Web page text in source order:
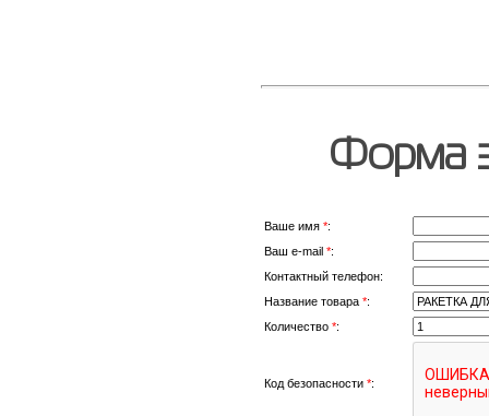
Форма
Ваше имя *:
Ваш e-mail *:
Контактный телефон:
Название товара *:
Количество *:
Код безопасности *: